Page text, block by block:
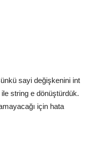
sayi değişkenini int
string e dönüştürdük.
için hata